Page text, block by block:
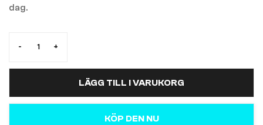
dag.
- +
LÄGG TILL I VARUKORG
KÖP DEN NU